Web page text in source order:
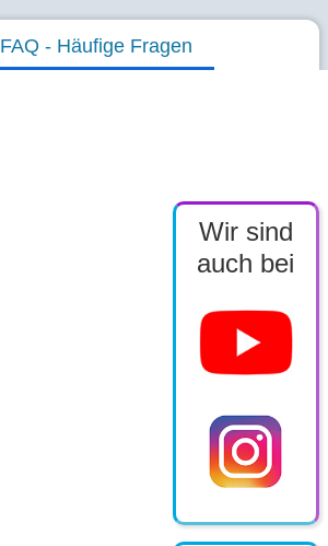
FAQ - Häufige Fragen
Wir sind
auch bei